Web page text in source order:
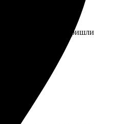
размеры. Значки пришли